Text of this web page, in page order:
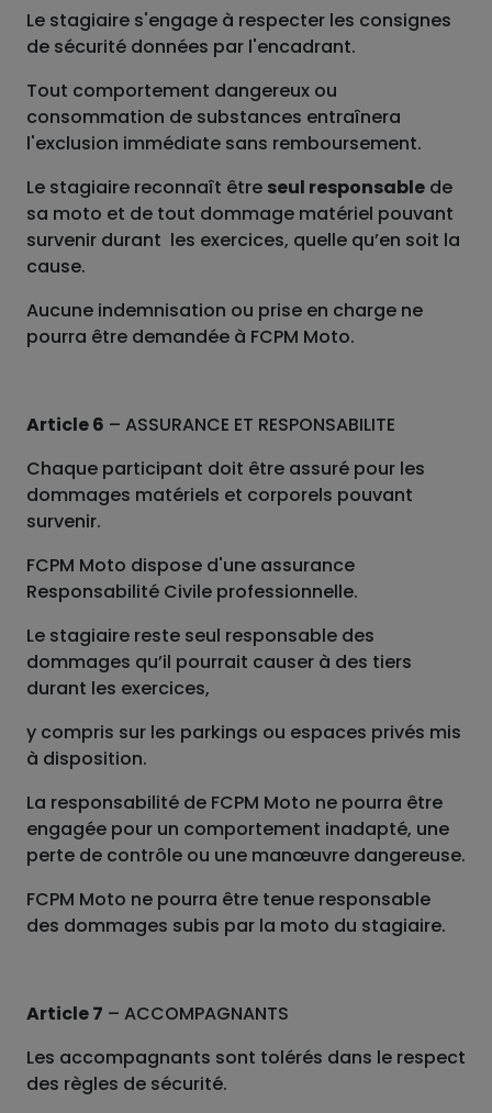
Le stagiaire s'engage à respecter les consignes
de sécurité données par l'encadrant.
Tout comportement dangereux ou
consommation de substances entraînera
l'exclusion immédiate sans remboursement.
Le stagiaire reconnaît être seul responsable de
sa moto et de tout dommage matériel pouvant
survenir durant les exercices, quelle qu’en soit la
cause.
Aucune indemnisation ou prise en charge ne
pourra être demandée à FCPM Moto.
Article 6 – ASSURANCE ET RESPONSABILITE
Chaque participant doit être assuré pour les
dommages matériels et corporels pouvant
survenir.
FCPM Moto dispose d'une assurance
Responsabilité Civile professionnelle.
Le stagiaire reste seul responsable des
dommages qu’il pourrait causer à des tiers
durant les exercices,
y compris sur les parkings ou espaces privés mis
à disposition.
La responsabilité de FCPM Moto ne pourra être
engagée pour un comportement inadapté, une
perte de contrôle ou une manœuvre dangereuse.
FCPM Moto ne pourra être tenue responsable
des dommages subis par la moto du stagiaire.
Article 7 – ACCOMPAGNANTS
Les accompagnants sont tolérés dans le respect
des règles de sécurité.